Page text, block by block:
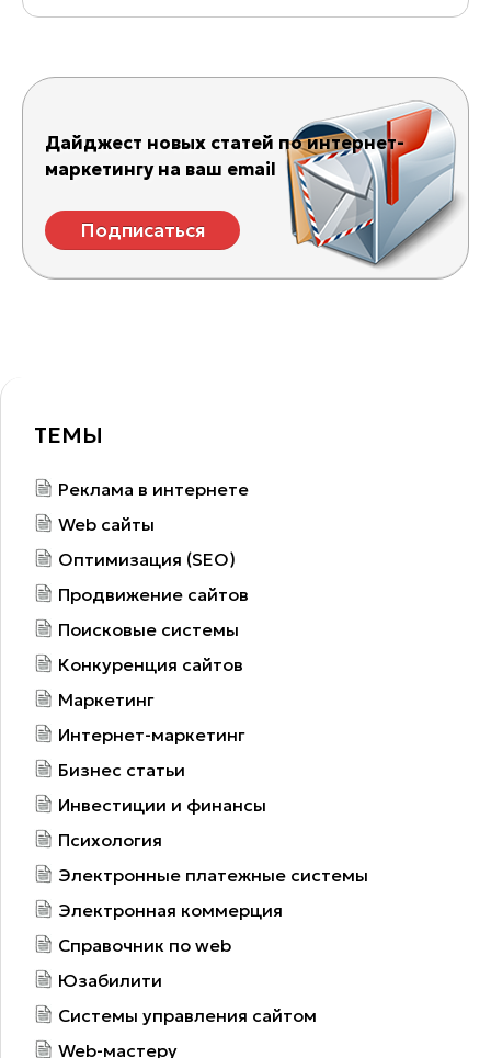
Дайджест новых статей по интернет-
маркетингу на ваш email
Подписаться
ТЕМЫ
Реклама в интернете
Web сайты
Оптимизация (SEO)
Продвижение сайтов
Поисковые системы
Конкуренция сайтов
Маркетинг
Интернет-маркетинг
Бизнес статьи
Инвестиции и финансы
Психология
Электронные платежные системы
Электронная коммерция
Справочник по web
Юзабилити
Системы управления сайтом
Web-мастеру